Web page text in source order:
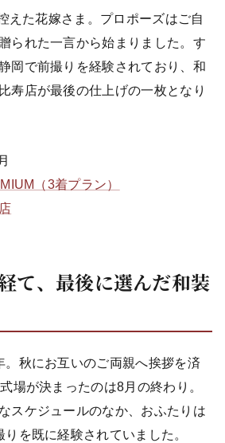
えた花嫁さま。プロポーズはご自
られた一言から始まりました。す
岡で前撮りを経験されており、和
寿店が最後の仕上げの一枚となり
（3着プラン）
て、最後に選んだ和装
。秋にお互いのご両親へ挨拶を済
場が決まったのは8月の終わり。
スケジュールのなか、おふたりは
を既に経験されていました。